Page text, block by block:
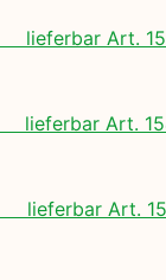
lieferbar Art.
lieferbar Art.
lieferbar Art.